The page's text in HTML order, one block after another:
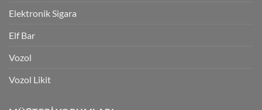
Elektronik Sigara
Elf Bar
Vozol
Vozol Likit